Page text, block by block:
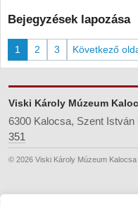
Bejegyzések lapozása
1 2 3 Következő
Viski Károly Múzeum
6300 Kalocsa, Szent István
351
© 2026 Viski Károly Múzeum Kalocsa